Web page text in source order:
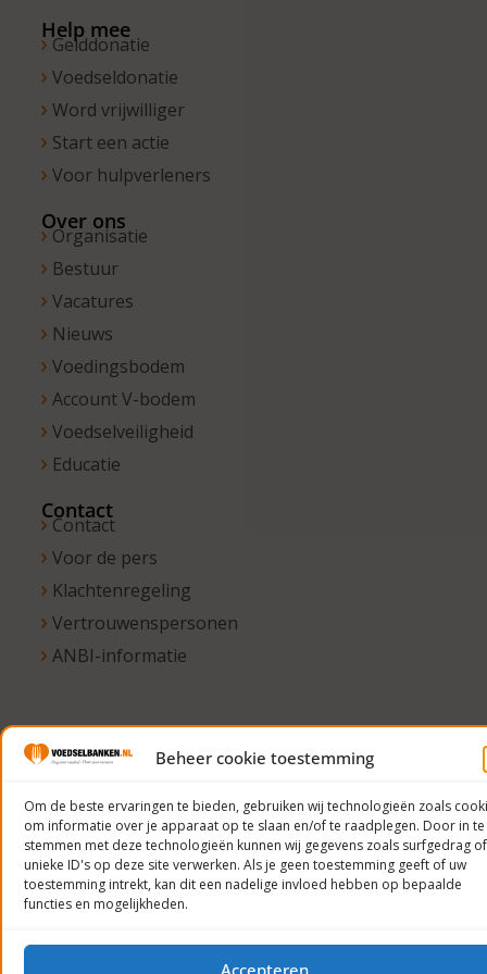
Beheer cookie toestemming
Om de beste ervaringen te bieden, gebruiken wij technologieën zoals
om informatie over je apparaat op te slaan en/of te raadplegen. Door in te
stemmen met deze technologieën kunnen wij gegevens zoals surfgedrag of
unieke ID's op deze site verwerken. Als je geen toestemming geeft of uw
toestemming intrekt, kan dit een nadelige invloed hebben op bepaalde
functies en mogelijkheden.
Accepteren
Help mee
Gelddonatie
Voedseldonatie
Word vrijwilliger
Start een actie
Voor hulpverleners
Over ons
Organisatie
Bestuur
Vacatures
Nieuws
Voedingsbodem
Account V-bodem
Voedselveiligheid
Educatie
Contact
Contact
Voor de pers
Klachtenregeling
Vertrouwenspersonen
ANBI-informatie
© 2023
Nederland
Privacyverklaring